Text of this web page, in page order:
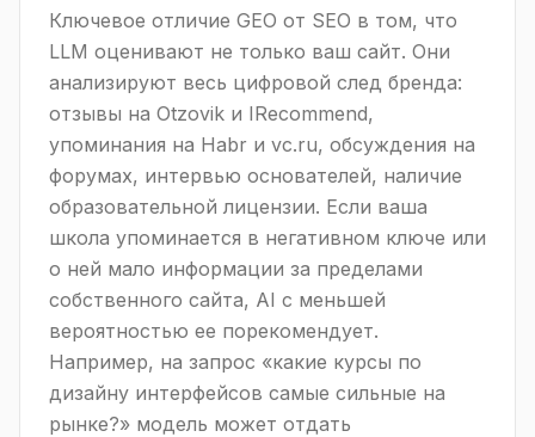
Ключевое отличие GEO от SEO в том, что
LLM оценивают не только ваш сайт. Они
анализируют весь цифровой след бренда:
отзывы на Otzovik и IRecommend,
упоминания на Habr и vc.ru, обсуждения на
форумах, интервью основателей, наличие
образовательной лицензии. Если ваша
школа упоминается в негативном ключе или
о ней мало информации за пределами
собственного сайта, AI с меньшей
вероятностью ее порекомендует.
Например, на запрос «какие курсы по
дизайну интерфейсов самые сильные на
рынке?» модель может отдать